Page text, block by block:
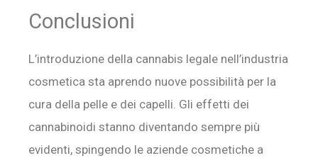
Conclusioni
L’introduzione della cannabis legale nell’industria
cosmetica sta aprendo nuove possibilità per la
cura della pelle e dei capelli. Gli effetti dei
cannabinoidi stanno diventando sempre più
evidenti, spingendo le aziende cosmetiche a